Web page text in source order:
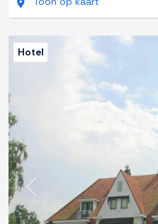
Previous
Hotel